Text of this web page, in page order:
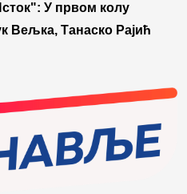
У првом колу
Вељка, Танаско Рајић